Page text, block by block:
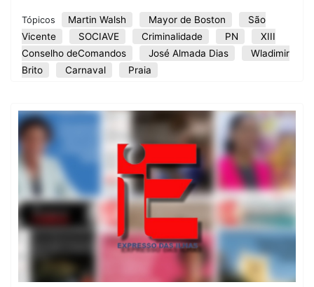
Tópicos Martin Walsh Mayor de Boston
São
Vicente
SOCIAVE Criminalidade PN
XIII
Conselho deComandos
José Almada Dias
Wladimir
Brito
Carnaval Praia